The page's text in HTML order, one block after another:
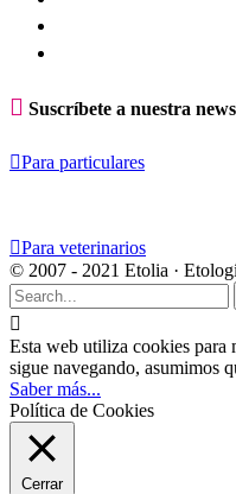
 Suscríbete a nuestra
Para particulares
Para veterinarios
© 2007 - 2021 Etolia ·

Esta web utiliza cookies para
sigue navegando, asumimos
Saber más...
Política de Cookies
Cerrar